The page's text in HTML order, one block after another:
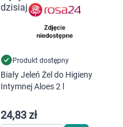
Produkt dostępny
Biały Jeleń Żel do Higieny
Intymnej Aloes 2 l
24,83 zł